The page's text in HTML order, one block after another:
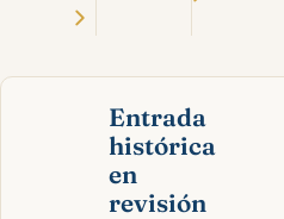
Entrada
histórica
en
revisión